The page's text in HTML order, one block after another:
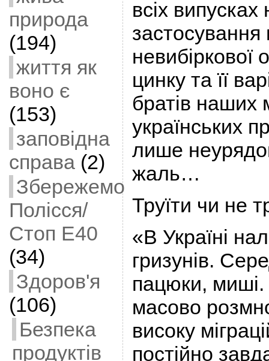
природа
(194)
життя як
воно є
(153)
заповідна
справа(2)
Збережемо
Полісся/
Стоп Е40
(34)
Здоров'я
(106)
Безпека
продуктів
всіх
застосування
цинку та її
братів
українських
лише
жаль…
Труїти чи не
«В Україні
гризунів.
пацюки,
масово
високу
постійно